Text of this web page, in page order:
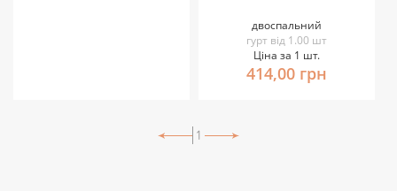
двоспальний
гурт від 1.00 шт
Ціна за 1 шт.
414,00 грн
1